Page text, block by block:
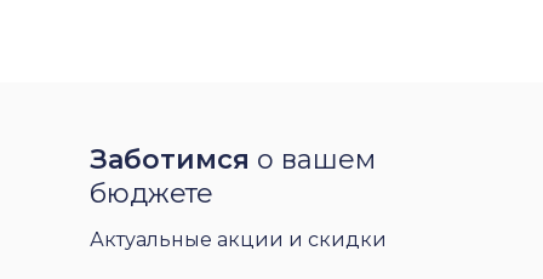
Заботимся о вашем
бюджете
Актуальные акции и скидки